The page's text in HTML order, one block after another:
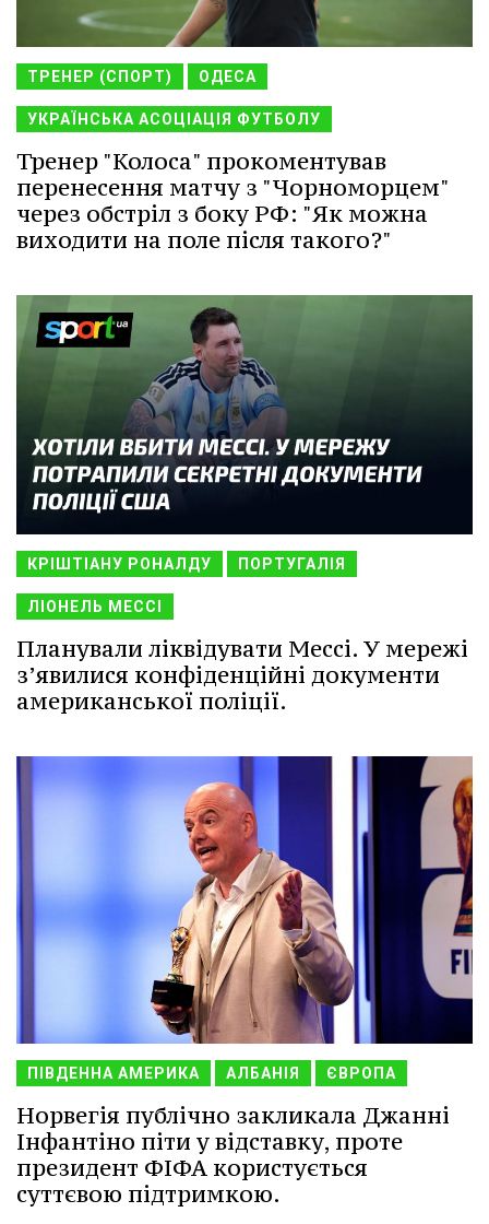
ТРЕНЕР (СПОРТ) ОДЕСА
УКРАЇНСЬКА АСОЦІАЦІЯ ФУТБОЛУ
Тренер "Колоса" прокоментував
перенесення матчу з "Чорноморцем"
через обстріл з боку РФ: "Як можна
виходити на поле після такого?"
КРІШТІАНУ РОНАЛДУ ПОРТУГАЛІЯ
ЛІОНЕЛЬ МЕССІ
Планували ліквідувати Мессі. У мережі
з’явилися конфіденційні документи
американської поліції.
ПІВДЕННА АМЕРИКА АЛБАНІЯ ЄВРОПА
Норвегія публічно закликала Джанні
Інфантіно піти у відставку, проте
президент ФІФА користується
суттєвою підтримкою.